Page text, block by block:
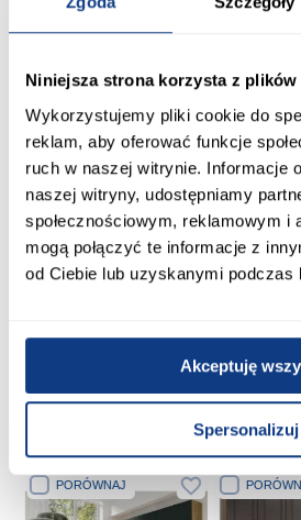
Niniejsza strona korzysta z plików
Wykorzystujemy pliki cookie do
reklam, aby oferować funkcje
ruch w naszej witrynie. Informacje
naszej witryny, udostępniamy
społecznościowym, reklamowym i
mogą połączyć te informacje z
od Ciebie lub uzyskanymi podczas
Akceptuję
Spersonalizuj
Tak
Kolor:
zielony
Kolekcja:
Irma
Nogi:
Inni Klienci
PORÓWNAJ